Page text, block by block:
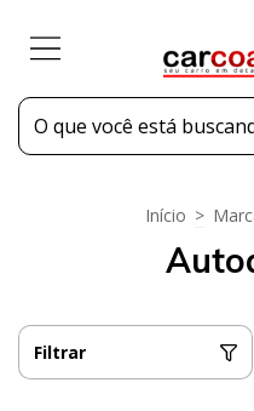
Início >
Filtrar